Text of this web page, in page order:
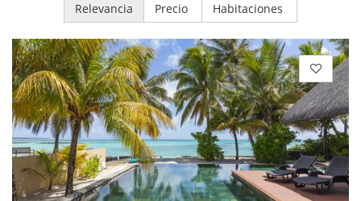
Relevancia Precio Habitaciones